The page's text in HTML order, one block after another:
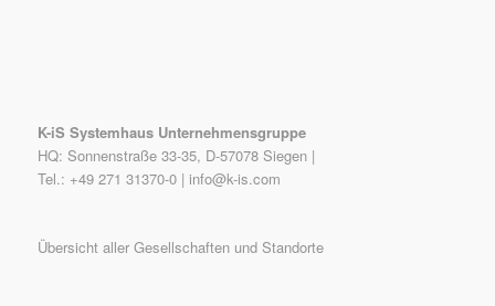
K-iS Systemhaus Unternehmensgruppe
HQ: Sonnenstraße 33-35, D-57078 Siegen |
Tel.: +49 271 31370-0 | info@k-is.com
Übersicht aller Gesellschaften und Standorte